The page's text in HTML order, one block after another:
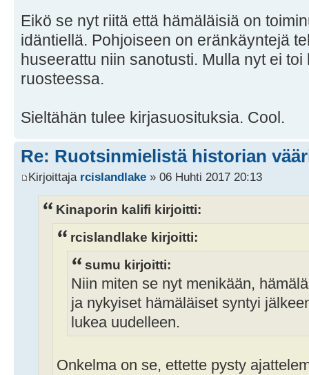
Eikö se nyt riitä että hämäläisiä on
idäntiellä. Pohjoiseen on eränkäyntejä
huseerattu niin sanotusti. Mulla nyt ei
ruosteessa.
Sieltähän tulee kirjasuosituksia. Cool.
Re: Ruotsinmielistä historian
Kirjoittaja rcislandlake » 06 Huhti 2017 20:13
Kinaporin kalifi kirjoitti:
rcislandlake kirjoitti:
sumu kirjoitti:
Niin miten se nyt menikään,
ja nykyiset hämäläiset syntyi
lukea uudelleen.
Onkelma on se, ettette pysty